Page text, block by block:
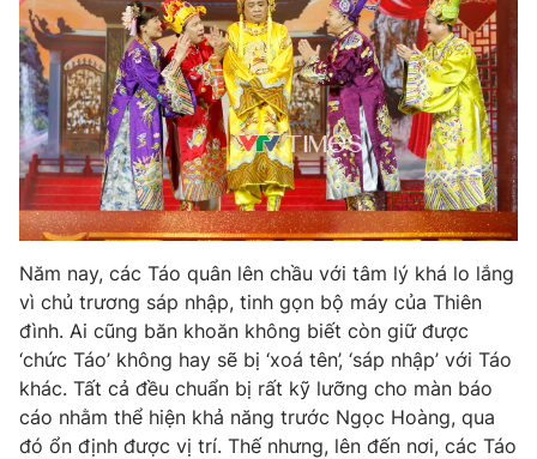
Thị trường
Tư vấn
Lịch phát sóng
Chuyên mục khác
Emagazine Podcast
Photo Infographic
Video Shorts video
VTV Money VTV Thể thao
VTV Sức khoẻ Bất động sản
Năm nay, các Táo quân lên chầu với tâm lý khá lo lắng
vì chủ trương sáp nhập, tinh gọn bộ máy của Thiên
đình. Ai cũng băn khoăn không biết còn giữ được
‘chức Táo’ không hay sẽ bị ‘xoá tên’, ‘sáp nhập’ với Táo
khác. Tất cả đều chuẩn bị rất kỹ lưỡng cho màn báo
cáo nhằm thể hiện khả năng trước Ngọc Hoàng, qua
đó ổn định được vị trí. Thế nhưng, lên đến nơi, các Táo